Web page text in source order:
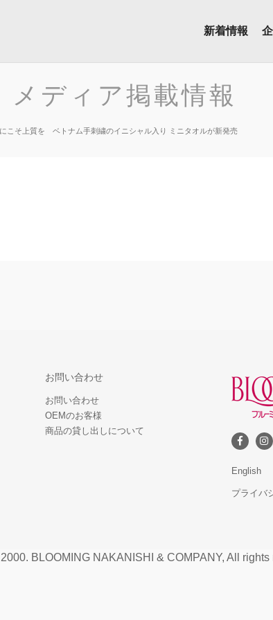
新着情報
メディア掲載情報
こそ上質を ベトナム手刺繍のイニシャル入り ミニタオルが新発売
お問い合わせ
お問い合わせ
OEMのお客様
商品の貸し出しについて
English
プライバ
BLOOMING NAKANISHI & COMPANY, All rights